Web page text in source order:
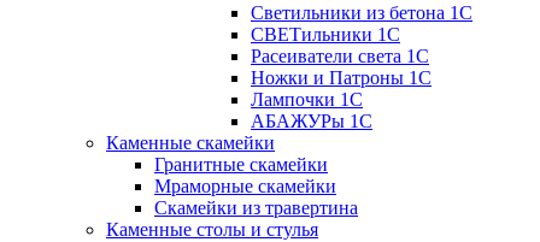
Светильники из бетона 1С
СВЕТильники 1С
Расеиватели света 1С
Ножки и Патроны 1С
Лампочки 1С
АБАЖУРы 1С
Каменные скамейки
Гранитные скамейки
Мраморные скамейки
Скамейки из травертина
Каменные столы и стулья